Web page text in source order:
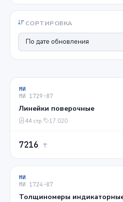
СОРТИРОВКА
МИ
МИ 1729-87
Линейки поверочные
44 стр. 17.020
7216 ₸
МИ
МИ 1724-87
Толщиномеры